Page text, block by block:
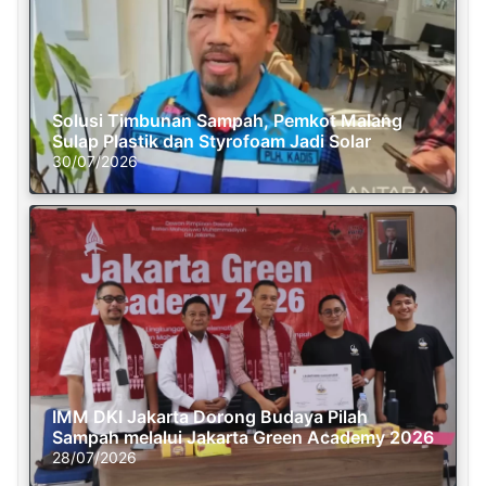
Solusi Timbunan Sampah, Pemkot Malang
Sulap Plastik dan Styrofoam Jadi Solar
30/07/2026
IMM DKI Jakarta Dorong Budaya Pilah
Sampah melalui Jakarta Green Academy 2026
28/07/2026